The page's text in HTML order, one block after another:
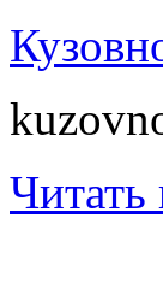
Читать